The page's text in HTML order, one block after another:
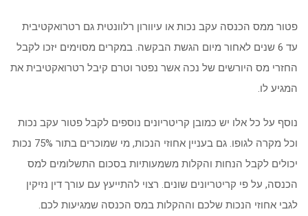
פטור ממס הכנסה עקב נכות או עיוורון רלוונטית גם רטרואקטיבית
עד 6 שנים לאחור מיום הגשת הבקשה. במקרים מסוימים יזכו לקבל
החזרי מס היורשים של נכה אשר נפטר וטרם קיבל רטרואקטיבית את
המגיע לו.
נוסף על כל אלו יש כמובן קריטריונים נוספים לקבל פטור עקב נכות
וכל מקרה לגופו. גם בעניין אחוזי הנכות, מי שמוכרים בתור 75% נכות
יכולים לקבל הנחות והקלות משמעותיות בסכום התשלומים למס
הכנסה, על פי קריטריונים שונים. רצוי להתייעץ עם עורך דין נזיקין
לגבי אחוזי הנכות שלכם וההקלות במס הכנסה שמגיעות לכם.